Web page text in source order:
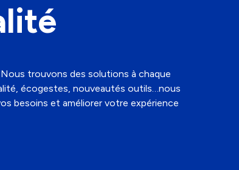
trouvons des solutions à chaque
écogestes, nouveautés outils…nous
besoins et améliorer votre expérience